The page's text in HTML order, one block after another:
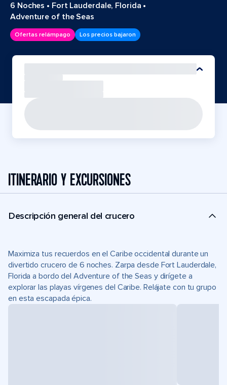
6 Noches • Fort Lauderdale, Florida •
Adventure of the Seas
Ofertas relámpago Los precios bajaron
ITINERARIO Y EXCURSIONES
Descripción general del crucero
Maximiza tus recuerdos en el Caribe occidental durante un
divertido crucero de 6 noches. Zarpa desde Fort Lauderdale,
Florida a bordo del Adventure of the Seas y dirígete a
explorar las playas vírgenes del Caribe. Relájate con tu grupo
en esta escapada épica.